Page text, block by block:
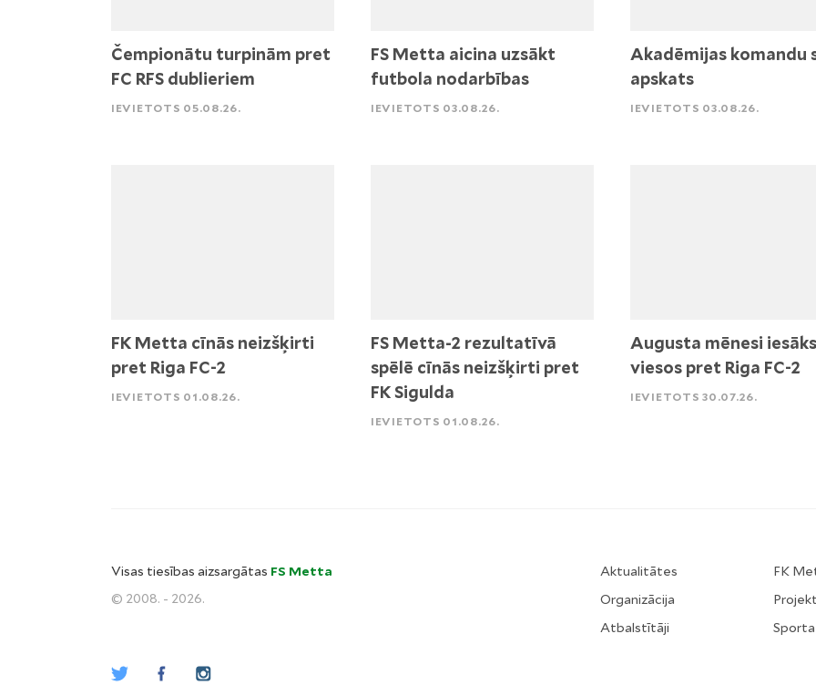
Čempionātu turpinām pret
FC RFS dublieriem
IEVIETOTS 05.08.26.
FS Metta aicina uzsākt
futbola nodarbības
IEVIETOTS 03.08.26.
Akadēmijas komandu
apskats
IEVIETOTS 03.08.26.
FK Metta cīnās neizšķirti
pret Riga FC-2
IEVIETOTS 01.08.26.
FS Metta-2 rezultatīvā
spēlē cīnās neizšķirti pret
FK Sigulda
IEVIETOTS 01.08.26.
Augusta mēnesi
viesos pret Riga FC-2
IEVIETOTS 30.07.26.
Visas tiesības aizsargātas FS Metta
© 2008. - 2026.
Aktualitātes
Organizācija
Atbalstītāji
FK